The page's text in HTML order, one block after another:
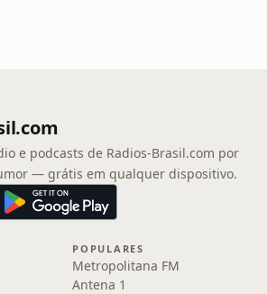
e podcasts de Radios-Brasil.com por
— grátis em qualquer dispositivo.
POPULARES
Metropolitana FM
Antena 1